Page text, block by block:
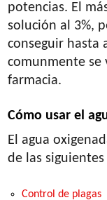
potencias. El
solución al 3%,
conseguir hasta
comunmente se
farmacia.
Cómo usar el
El agua
de las
Control de plagas